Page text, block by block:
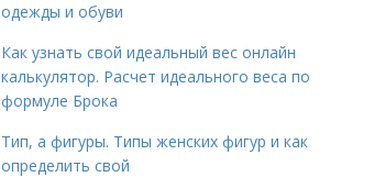
одежды и обуви
Как узнать свой идеальный вес онлайн
калькулятор. Расчет идеального веса по
формуле Брока
Тип, а фигуры. Типы женских фигур и как
определить свой